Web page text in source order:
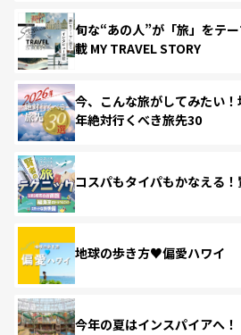
旬な“あの人”が「旅」をテ
載 MY TRAVEL STORY
今、こんな旅がしてみたい
年絶対行くべき旅先30
コスパもタイパもかなえる
地球の歩き方♥偏愛ハワイ
今年の夏はインスパイアへ！